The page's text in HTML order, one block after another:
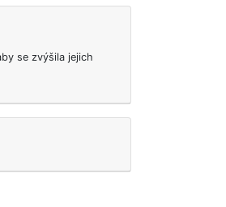
se zvýšila jejich